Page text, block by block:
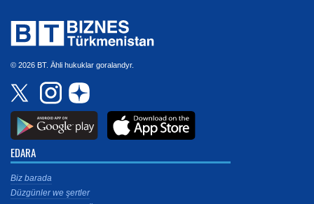
© 2026 BT. Ähli hukuklar goralandyr.
EDARA
Biz barada
Düzgünler we şertler